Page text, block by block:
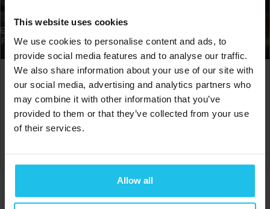
This website uses cookies
We use cookies to personalise content and ads, to
provide social media features and to analyse our traffic.
We also share information about your use of our site with
our social media, advertising and analytics partners who
may combine it with other information that you’ve
provided to them or that they’ve collected from your use
of their services.
Allow all
Biofeedback reaktivitás
vizsgálata
€ 300.00
Függőség gyógyítása a
biofeedback el
€150.00